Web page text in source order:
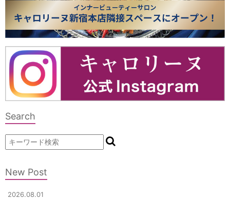
Search
New Post
2026.08.01